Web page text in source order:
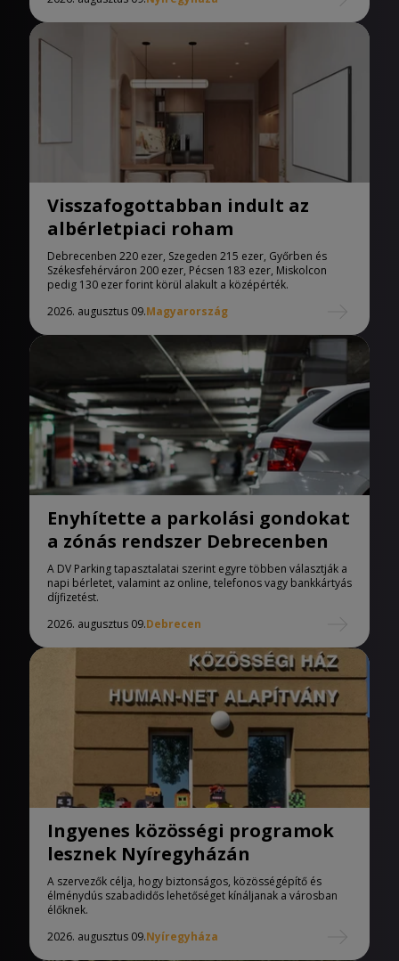
Visszafogottabban indult az
albérletpiaci roham
Debrecenben 220 ezer, Szegeden 215 ezer, Győrben és
Székesfehérváron 200 ezer, Pécsen 183 ezer, Miskolcon
pedig 130 ezer forint körül alakult a középérték.
2026. augusztus 09.Magyarország
Enyhítette a parkolási gondokat
a zónás rendszer Debrecenben
A DV Parking tapasztalatai szerint egyre többen választják a
napi bérletet, valamint az online, telefonos vagy bankkártyás
díjfizetést.
2026. augusztus 09.Debrecen
Ingyenes közösségi programok
lesznek Nyíregyházán
A szervezők célja, hogy biztonságos, közösségépítő és
élménydús szabadidős lehetőséget kínáljanak a városban
élőknek.
2026. augusztus 09.Nyíregyháza